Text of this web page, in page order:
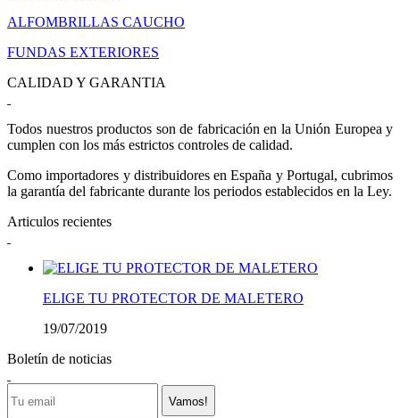
ALFOMBRILLAS CAUCHO
FUNDAS EXTERIORES
CALIDAD Y GARANTIA
Todos nuestros productos son de fabricación en la Unión Europea y
cumplen con los más estrictos controles de calidad.
Como importadores y distribuidores en España y Portugal, cubrimos
la garantía del fabricante durante los periodos establecidos en la Ley.
Articulos recientes
ELIGE TU PROTECTOR DE MALETERO
19/07/2019
Boletín de noticias
Vamos!